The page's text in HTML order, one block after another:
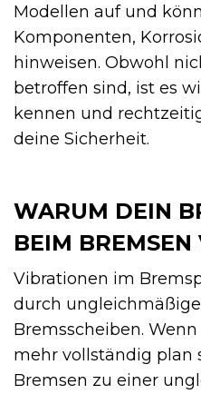
Modellen auf und
Komponenten,
hinweisen. Obwohl
betroffen sind, ist es
kennen und
deine Sicherheit.
WARUM DEIN
BEIM BREMSEN
Vibrationen im
durch
Bremsscheiben.
mehr vollständig plan
Bremsen zu einer